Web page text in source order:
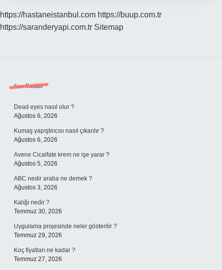
https://hastaneistanbul.com https://buup.com.tr
https://saranderyapi.com.tr Sitemap
Sidebar
Son Yazılar
Dead eyes nasıl olur ?
Ağustos 6, 2026
Kumaş yapıştırıcısı nasıl çıkarılır ?
Ağustos 6, 2026
Avene Cicalfate krem ne işe yarar ?
Ağustos 5, 2026
ABC nedir araba ne demek ?
Ağustos 3, 2026
Kalığı nedir ?
Temmuz 30, 2026
Uygulama projesinde neler gösterilir ?
Temmuz 29, 2026
Koç fiyatları ne kadar ?
Temmuz 27, 2026